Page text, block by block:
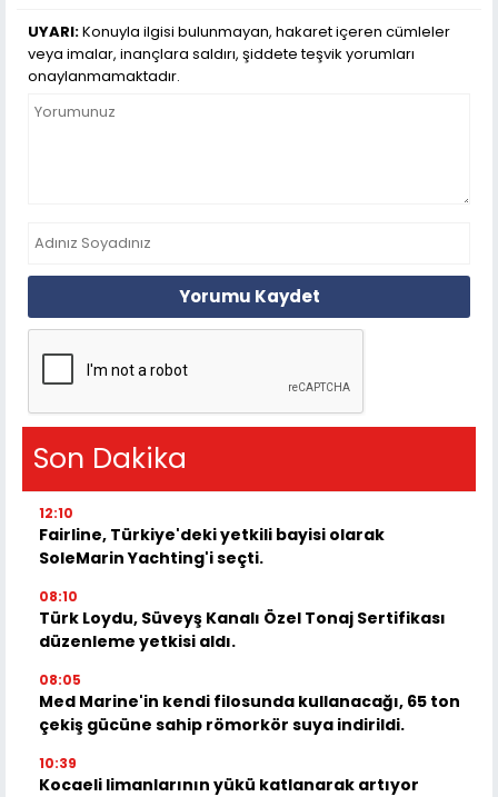
UYARI:Konuyla ilgisi bulunmayan, hakaret içeren cümleler
veya imalar, inançlara saldırı, şiddete teşvik yorumları
onaylanmamaktadır.
Yorumu Kaydet
Son Dakika
12:10
Fairline, Türkiye'deki yetkili bayisi olarak
SoleMarin Yachting'i seçti.
08:10
Türk Loydu, Süveyş Kanalı Özel Tonaj Sertifikası
düzenleme yetkisi aldı.
08:05
Med Marine'in kendi filosunda kullanacağı, 65 ton
çekiş gücüne sahip römorkör suya indirildi.
10:39
Kocaeli limanlarının yükü katlanarak artıyor